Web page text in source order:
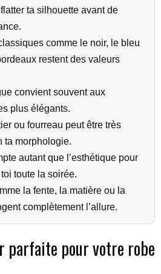
ta silhouette avant de
comme le noir, le bleu
restent des valeurs
convient souvent aux
plus élégants.
ou fourreau peut être très
ta morphologie.
autant que l’esthétique pour
toute la soirée.
la fente, la matière ou la
complètement l’allure.
parfaite pour votre robe